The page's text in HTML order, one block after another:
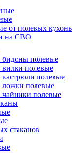
от полевых кухонь
на СВО
полевые
полевые
полевые
полевые
полевые
стаканов